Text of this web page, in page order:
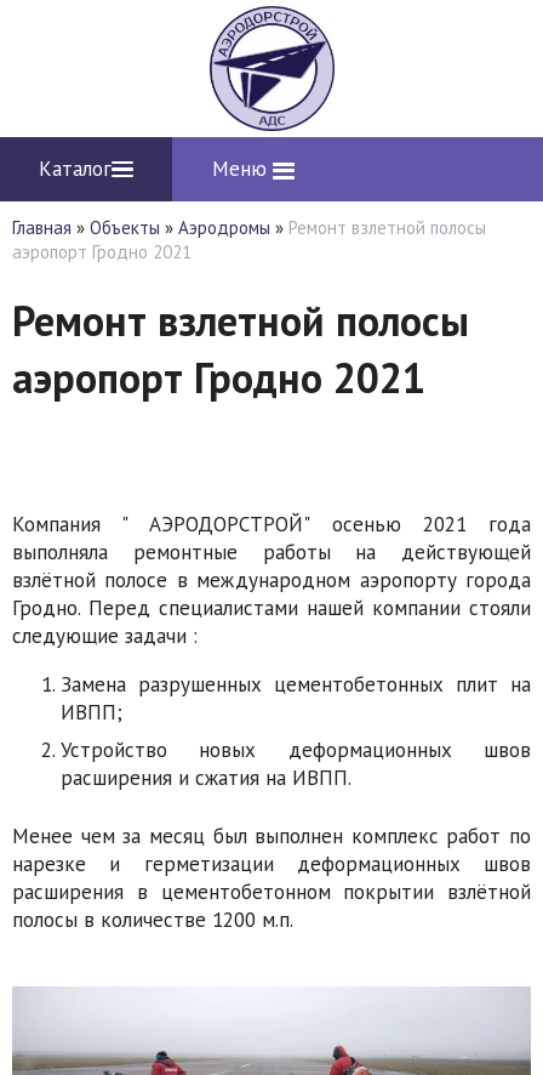
Каталог Меню
Главная » Объекты » Аэродромы » Ремонт взлетной полосы
аэропорт Гродно 2021
Ремонт взлетной полосы
аэропорт Гродно 2021
Компания " АЭРОДОРСТРОЙ" осенью 2021 года
выполняла ремонтные работы на действующей
взлётной полосе в международном аэропорту города
Гродно. Перед специалистами нашей компании стояли
следующие задачи :
Замена разрушенных цементобетонных плит на
ИВПП;
Устройство новых деформационных швов
расширения и сжатия на ИВПП.
Менее чем за месяц был выполнен комплекс работ по
нарезке и герметизации деформационных швов
расширения в цементобетонном покрытии взлётной
полосы в количестве 1200 м.п.